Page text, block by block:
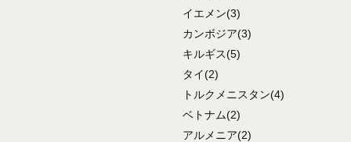
イエメン(3)
カンボジア(3)
キルギス(5)
タイ(2)
トルクメニスタン(4)
ベトナム(2)
アルメニア(2)